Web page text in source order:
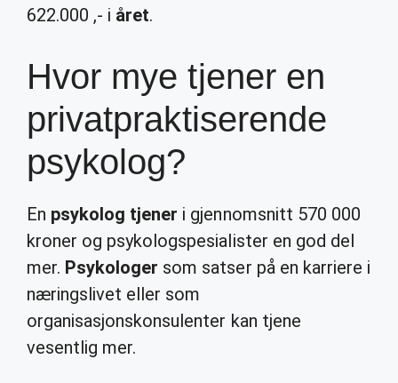
622.000 ,- i året.
Hvor mye tjener en
privatpraktiserende
psykolog?
En psykolog tjener i gjennomsnitt 570 000
kroner og psykologspesialister en god del
mer. Psykologer som satser på en karriere i
næringslivet eller som
organisasjonskonsulenter kan tjene
vesentlig mer.